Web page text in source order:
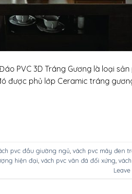
PVC 3D Tráng Gương là loại sản
được phủ lớp Ceramic tráng
pvc đầu giường ngủ vách pvc mây đen
hiện đại vách pvc vân đá đối xứng